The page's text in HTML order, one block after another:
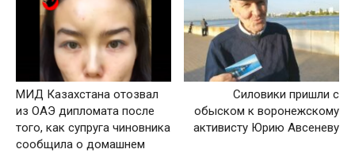
МИД Казахстана отозвал
из ОАЭ дипломата после
того, как супруга чиновника
сообщила о домашнем
Силовики пришли с
обыском к воронежскому
активисту Юрию Авсеневу